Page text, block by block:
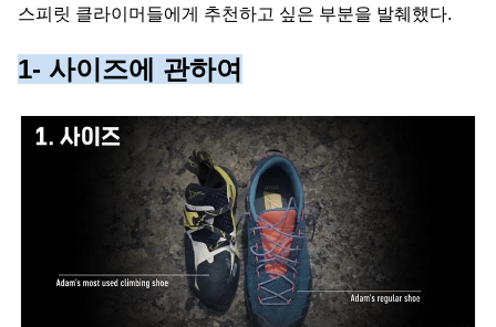
스피릿 클라이머들에게 추천하고 싶은 부분을 발췌했다.
1- 사이즈에 관하여